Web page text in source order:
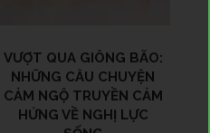
VƯỢT QUA GIÔNG BÃO:
NHỮNG CÂU CHUYỆN
CẢM NGỘ TRUYỀN CẢM
HỨNG VỀ NGHỊ LỰC